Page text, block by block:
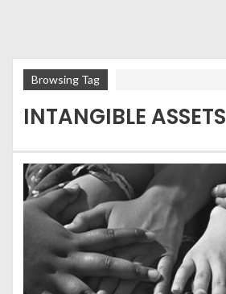
Browsing Tag
INTANGIBLE ASSETS